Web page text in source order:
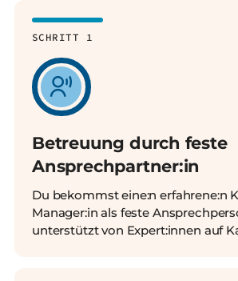
SCHRITT 1
Betreuung durch feste
Ansprechpartner:in
Du bekommst eine:n erfahrene:n
Manager:in als feste
unterstützt von Expert:innen auf